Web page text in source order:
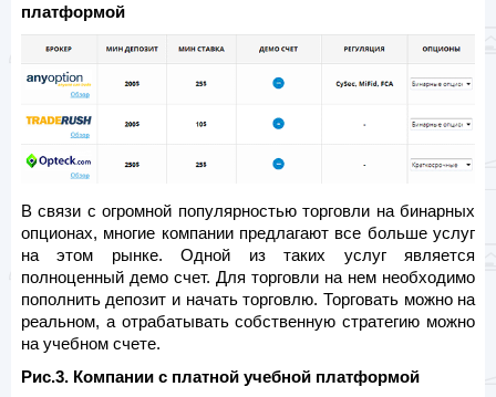
платформой
В связи с огромной популярностью торговли на бинарных
опционах, многие компании предлагают все больше услуг
на этом рынке. Одной из таких услуг является
полноценный демо счет. Для торговли на нем необходимо
пополнить депозит и начать торговлю. Торговать можно на
реальном, а отрабатывать собственную стратегию можно
на учебном счете.
Рис.3. Компании с платной учебной платформой